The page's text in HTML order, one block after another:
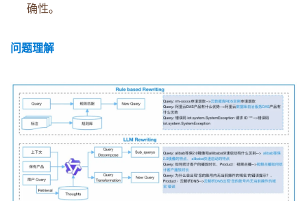
确性。
问题理解